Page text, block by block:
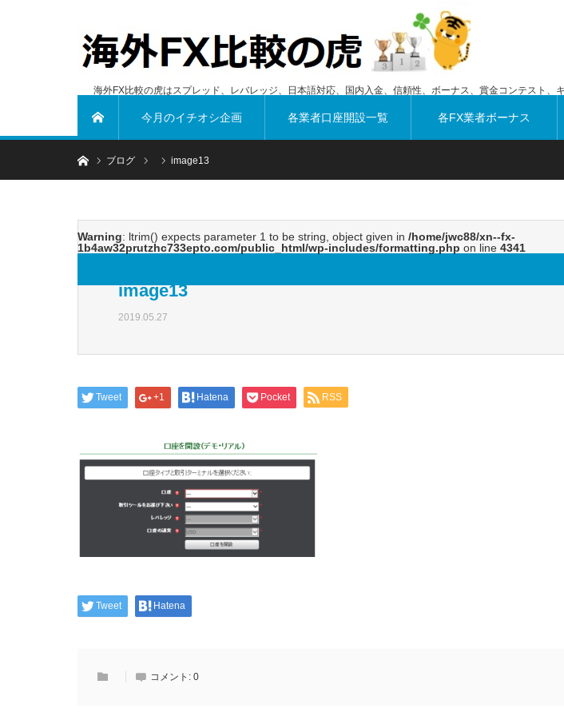
海外FX比較の虎はスプレッド、レバレッジ、日本語対応、国内入金、信頼性、ボーナス、賞金コンテスト、
今月のイチオシ企画 各業者口座開設一覧 各FX業者ボーナス
ホームブログ image13
Warning: ltrim() expects parameter 1 to be string, object given in /home/jwc88/xn--fx-
1b4aw32prutzhc733epto.com/public_html/wp-includes/formatting.php on line 4341
image13
2019.05.27
Tweet +1 Hatena Pocket RSS
Tweet Hatena
コメント: 0